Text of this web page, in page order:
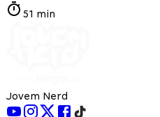
51 min
Jovem Nerd